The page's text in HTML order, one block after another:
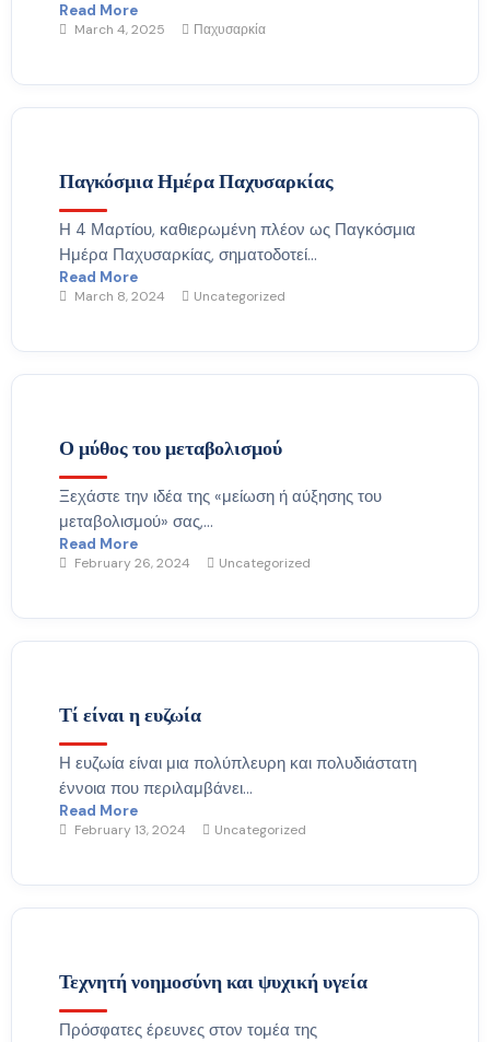
Read More
March 4, 2025 Παχυσαρκία
Παγκόσμια Ημέρα Παχυσαρκίας
Η 4 Μαρτίου, καθιερωμένη πλέον ως Παγκόσμια
Ημέρα Παχυσαρκίας, σηματοδοτεί...
Read More
March 8, 2024 Uncategorized
Ο μύθος του μεταβολισμού
Ξεχάστε την ιδέα της «μείωση ή αύξησης του
μεταβολισμού» σας,...
Read More
February 26, 2024 Uncategorized
Τί είναι η ευζωία
Η ευζωία είναι μια πολύπλευρη και πολυδιάστατη
έννοια που περιλαμβάνει...
Read More
February 13, 2024 Uncategorized
Τεχνητή νοημοσύνη και ψυχική υγεία
Πρόσφατες έρευνες στον τομέα της